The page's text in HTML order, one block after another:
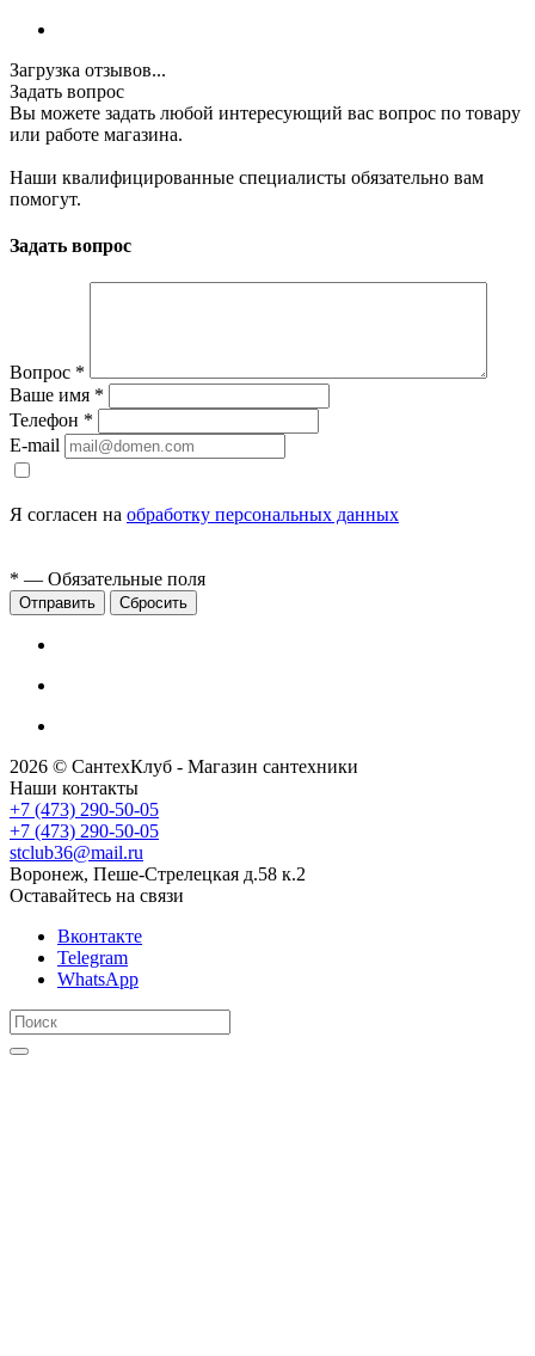
Загрузка отзывов...
Задать вопрос
Вы можете задать любой интересующий вас вопрос по товару
или работе магазина.
Наши квалифицированные специалисты обязательно вам
помогут.
Задать вопрос
Вопрос *
Ваше имя *
Телефон *
E-mail
Я согласен на обработку персональных данных
* — Обязательные поля
Сбросить
2026 © СантехКлуб - Магазин сантехники
Наши контакты
+7 (473) 290-50-05
+7 (473) 290-50-05
stclub36@mail.ru
Воронеж, Пеше-Стрелецкая д.58 к.2
Оставайтесь на связи
Вконтакте
Telegram
WhatsApp